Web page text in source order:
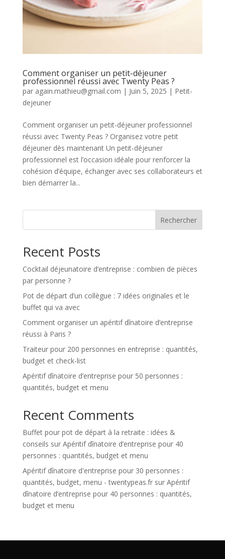
Comment organiser un petit-déjeuner
professionnel réussi avec Twenty Peas ?
par again.mathieu@gmail.com | Juin 5, 2025 | Petit-
dejeuner
Comment organiser un petit-déjeuner professionnel
réussi avec Twenty Peas ? Organisez votre petit
déjeuner dès maintenant Un petit-déjeuner
professionnel est l’occasion idéale pour renforcer la
cohésion d’équipe, échanger avec ses collaborateurs et
bien démarrer la...
Rechercher
Recent Posts
Cocktail déjeunatoire d’entreprise : combien de pièces
par personne ?
Pot de départ d’un collègue : 7 idées originales et le
buffet qui va avec
Comment organiser un apéritif dînatoire d’entreprise
réussi à Paris ?
Traiteur pour 200 personnes en entreprise : quantités,
budget et check-list
Apéritif dînatoire d’entreprise pour 50 personnes :
quantités, budget et menu
Recent Comments
Buffet pour pot de départ à la retraite : idées &
conseils sur Apéritif dînatoire d’entreprise pour 40
personnes : quantités, budget et menu
Apéritif dînatoire d'entreprise pour 30 personnes :
quantités, budget, menu - twentypeas.frsur Apéritif
dînatoire d’entreprise pour 40 personnes : quantités,
budget et menu